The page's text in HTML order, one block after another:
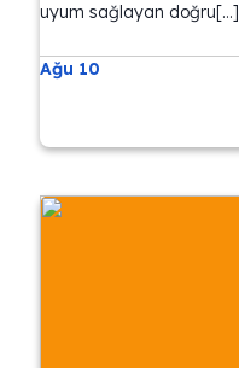
uyum sağlayan doğru[…]
Ağu 10